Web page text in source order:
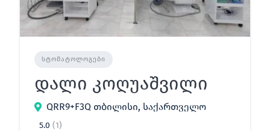
ᲡᲢᲝᲛᲐᲢᲝᲚᲝᲒᲔᲑᲘ
დალი კოღუაშვილი
QRR9+F3Q თბილისი, საქართველო
5.0 (1)